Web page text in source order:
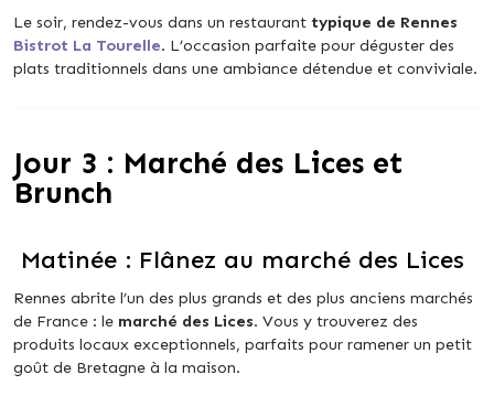
Le soir, rendez-vous dans un restaurant typique de Rennes
Bistrot La Tourelle. L’occasion parfaite pour déguster des
plats traditionnels dans une ambiance détendue et conviviale.
Jour 3 : Marché des Lices et
Brunch
Matinée : Flânez au marché des Lices
Rennes abrite l’un des plus grands et des plus anciens marchés
de France : le marché des Lices. Vous y trouverez des
produits locaux exceptionnels, parfaits pour ramener un petit
goût de Bretagne à la maison.